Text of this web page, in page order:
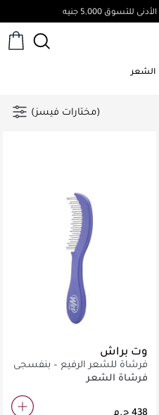
(مختارات فيسز)
وت براش
فرشاة للشعر الرفيع – بنفسجي
فرشاة الشعر